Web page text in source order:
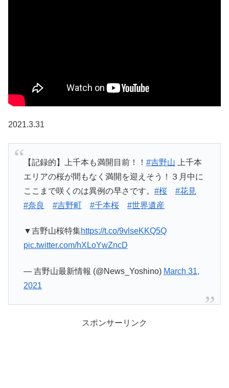
2021.3.31
【記録的】上千本も満開目前！！ #吉野山 上千本
エリアの桜が間もなく満開を迎えそう！３月中に
ここまで咲くのは異例の早さです。 #桜
#花見
#奈良
#吉野町 #千本桜 #世界遺産
▼吉野山桜特集https://t.co/9vlseKKQ5Q
pic.twitter.com/hXLoYwZncD
— 吉野山最新情報 (@News_Yoshino) March 31,
2021
スポンサーリンク